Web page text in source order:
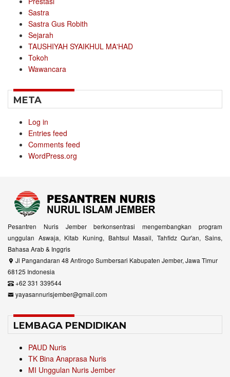
Sastra
Sastra Gus Robith
Sejarah
TAUSHIYAH SYAIKHUL MA'HAD
Tokoh
Wawancara
META
Log in
Entries feed
Comments feed
WordPress.org
Pesantren Nuris Jember berkonsentrasi mengembangkan program
unggulan Aswaja, Kitab Kuning, Bahtsul Masail, Tahfidz Qur'an, Sains,
Bahasa Arab & Inggris
Jl Pangandaran 48 Antirogo Sumbersari Kabupaten Jember, Jawa Timur
68125 Indonesia
+62 331 339544
yayasannurisjember@gmail.com
LEMBAGA PENDIDIKAN
PAUD Nuris
TK Bina Anaprasa Nuris
MI Unggulan Nuris Jember